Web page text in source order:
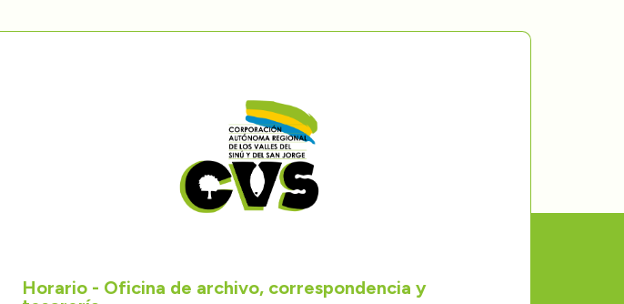
Horario - Oficina de archivo, correspondencia y